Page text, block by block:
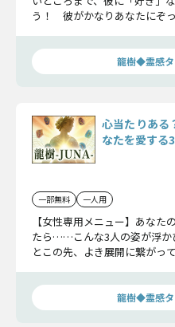
う！ 彼がかなりあなたにぞ
龍樹◆霊感タ
心当たりあ
なたを愛する
一部無料 一人用
【女性専用メニュー】あなた
たら……こんな3人の姿が浮
とこの先、よき展開に繋がっ
龍樹◆霊感タ